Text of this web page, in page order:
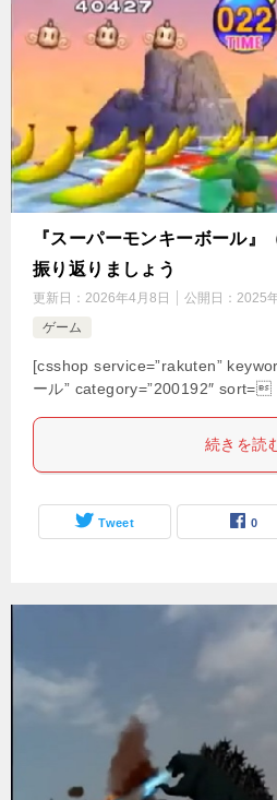
『スーパーモンキーボール』
振り返りましょう
更新日： 2026年4月8日 公開日： 2025
ゲーム
[csshop service=”rakuten”
ール” category=”200192″
続きを読
Tweet 0